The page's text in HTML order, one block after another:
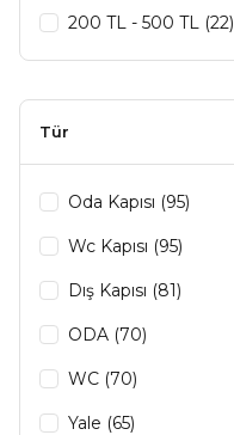
200 TL - 500 TL (22)
Tür
Oda Kapısı (95)
Wc Kapısı (95)
Dış Kapısı (81)
ODA (70)
WC (70)
Yale (65)